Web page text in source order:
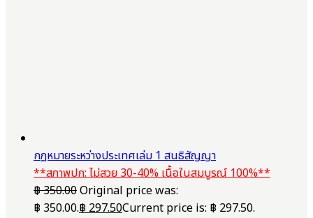
กฎหมายระหว่างประเทศเล่ม 1 สนธิสัญญา
**สภาพปก: ไม่สวย 30-40% เนื้อในสมบูรณ์ 100%**
฿350.00Original price was:
฿ 350.00.฿297.50Current price is: ฿ 297.50.